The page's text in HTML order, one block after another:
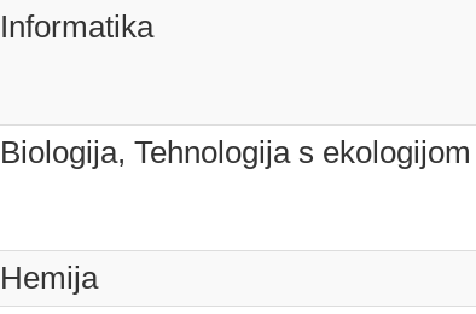
Informatika
Biologija, Tehnologija s ekologijom
Hemija